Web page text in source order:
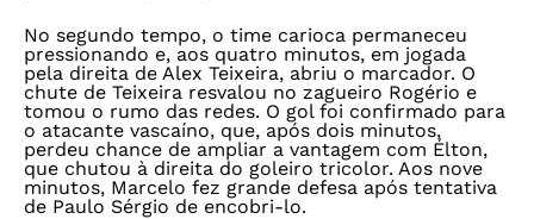
No segundo tempo, o time carioca permaneceu
pressionando e, aos quatro minutos, em jogada
pela direita de Alex Teixeira, abriu o marcador. O
chute de Teixeira resvalou no zagueiro Rogério e
tomou o rumo das redes. O gol foi confirmado para
o atacante vascaíno, que, após dois minutos,
perdeu chance de ampliar a vantagem com Élton,
que chutou à direita do goleiro tricolor. Aos nove
minutos, Marcelo fez grande defesa após tentativa
de Paulo Sérgio de encobri-lo.